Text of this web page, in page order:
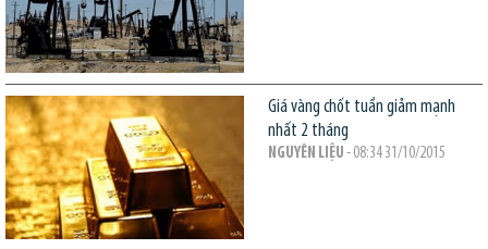
Giá vàng chốt tuần giảm mạnh
nhất 2 tháng
NGUYÊN LIỆU - 08:34 31/10/2015